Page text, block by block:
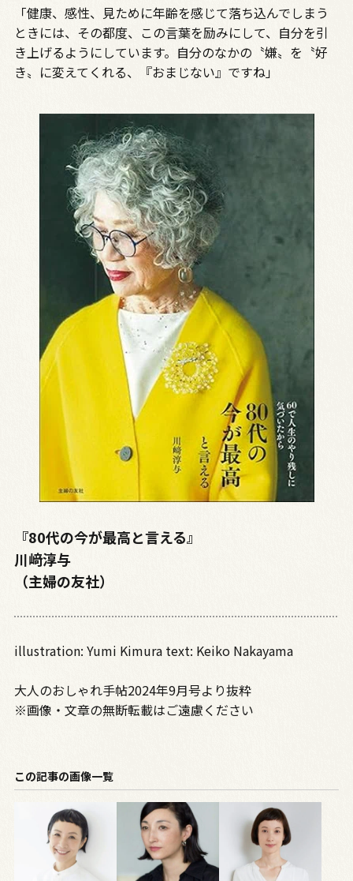
「健康、感性、見ために年齢を感じて落ち込んでしまう
ときには、その都度、この言葉を励みにして、自分を引
き上げるようにしています。自分のなかの〝嫌〟を〝好
き〟に変えてくれる、『おまじない』ですね」
『80代の今が最高と言える』
川﨑淳与
（主婦の友社）
illustration: Yumi Kimura text: Keiko Nakayama
大人のおしゃれ手帖2024年9月号より抜粋
※画像・文章の無断転載はご遠慮ください
この記事の画像一覧